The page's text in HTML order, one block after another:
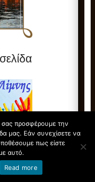
σας προσφέρουμε την
μας. Εάν συνεχίσετε να
πως είστε
αυτό.
Read more